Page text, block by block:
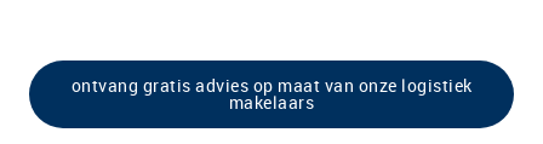
ontvang gratis advies op maat van onze logistiek
makelaars